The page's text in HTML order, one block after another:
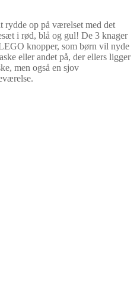
op på værelset med det
i rød, blå og gul! De 3 knager
knopper, som børn vil nyde
eller andet på, der ellers ligger
men også en sjov